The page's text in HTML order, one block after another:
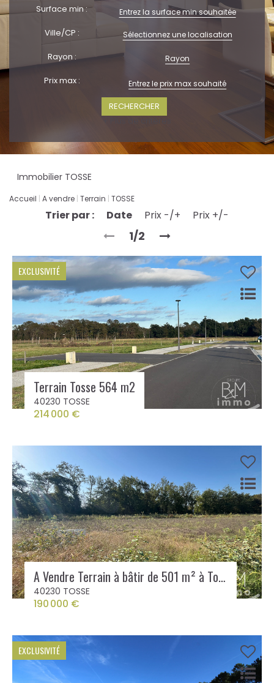
Surface min :
Ville/CP : Sélectionnez une localisation
Rayon : Rayon
Prix max :
Immobilier TOSSE
Accueil A vendre Terrain TOSSE
Trier par : Date Prix -/+ Prix +/-
1/2
EXCLUSIVITÉ
Terrain Tosse 564 m2
40230 TOSSE
214 000 €
A Vendre Terrain à bâtir de 501 m² à Tosse
40230 TOSSE
190 000 €
EXCLUSIVITÉ